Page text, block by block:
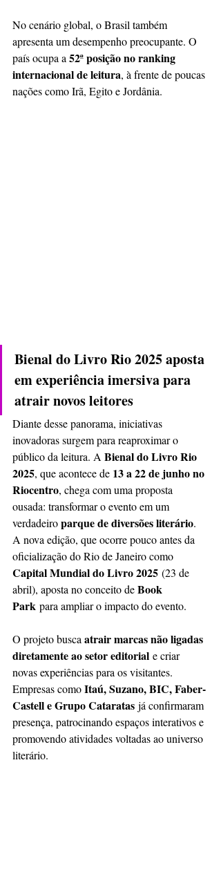
No cenário global, o Brasil também
apresenta um desempenho preocupante. O
país ocupa a 52ª posição no ranking
internacional de leitura, à frente de poucas
nações como Irã, Egito e Jordânia.
Bienal do Livro Rio 2025 aposta
em experiência imersiva para
atrair novos leitores
Diante desse panorama, iniciativas
inovadoras surgem para reaproximar o
público da leitura. A Bienal do Livro Rio
2025, que acontece de 13 a 22 de junho no
Riocentro, chega com uma proposta
ousada: transformar o evento em um
verdadeiro parque de diversões literário.
A nova edição, que ocorre pouco antes da
oficialização do Rio de Janeiro como
Capital Mundial do Livro 2025 (23 de
abril), aposta no conceito de Book
Park para ampliar o impacto do evento.
O projeto busca atrair marcas não ligadas
diretamente ao setor editorial e criar
novas experiências para os visitantes.
Empresas como Itaú, Suzano, BIC, Faber-
Castell e Grupo Cataratas já confirmaram
presença, patrocinando espaços interativos e
promovendo atividades voltadas ao universo
literário.